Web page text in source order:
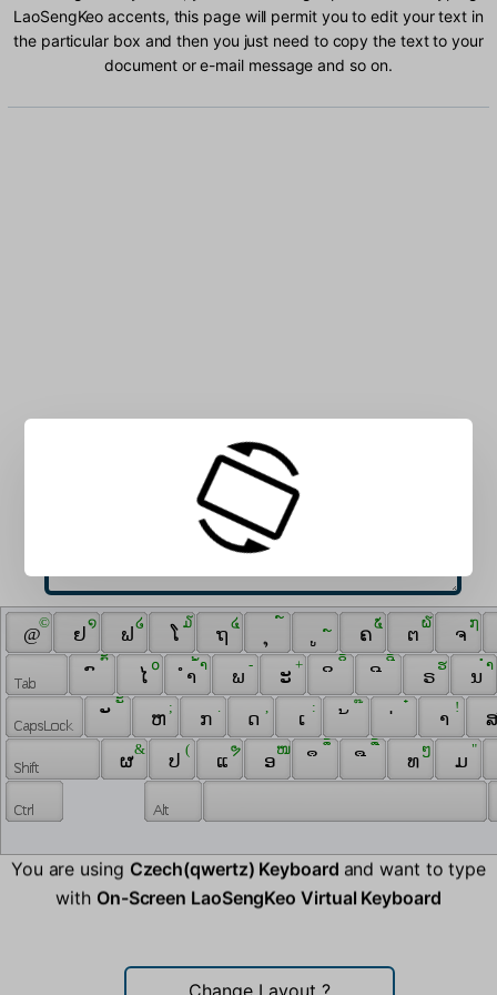
LaoSengKeo accents, this page will permit you to edit your text in
the particular box and then you just need to copy the text to your
document or e-mail message and so on.
Type LaoSengKeo characters into the box:
@
©
ຢ
໑
ຟ
໒
ໂ
໓
ຖ
໔ ໌
ຄ
໕
ຕ
໖
ຈ
໗
ົ
ົ້
ໄ
໐
ຳ
້ຳ
ພ
-
ະ
+
ິ
ິ້
ີ
ີ້
ຣ
ຮ
ນ
່ຳ
ັ
ັ້
ຫ
;
ກ ດ ເ
:
້
໊
່
໋
າ
!
ຜ
&
ປ
(
ແ
ຯ
ອ
ໜ
ຶ
ຶ້
ື
ື້
ທ
ໆ
ມ
"
You are using Czech(qwertz) Keyboard and want to type
with On-Screen LaoSengKeo Virtual Keyboard
Change Layout ?